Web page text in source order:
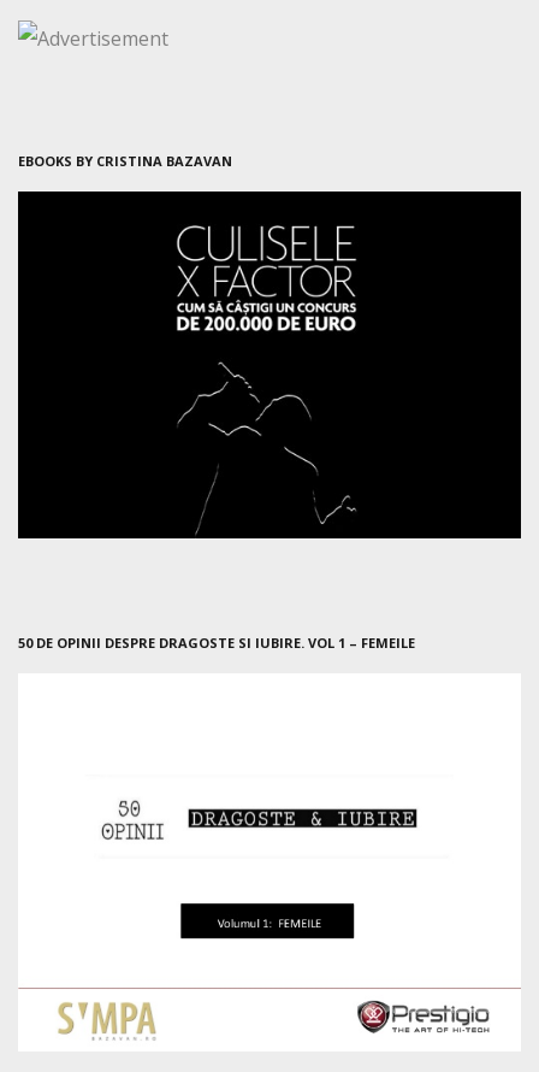
EBOOKS BY CRISTINA BAZAVAN
50 DE OPINII DESPRE DRAGOSTE SI IUBIRE. VOL 1 – FEMEILE